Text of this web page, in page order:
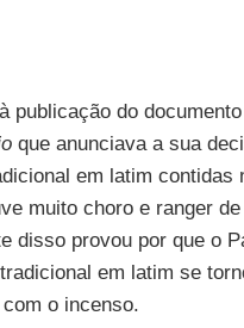
publicação do documento
que anunciava a sua
em latim contidas
muito choro e ranger
disso provou por que o
em latim se
o incenso.